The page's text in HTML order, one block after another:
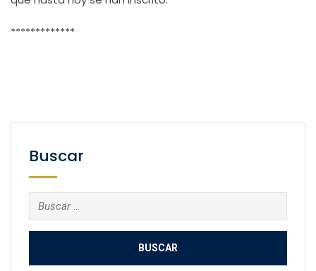
*************
Buscar
Buscar: